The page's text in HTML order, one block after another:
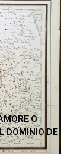
O
DOMINIO DE